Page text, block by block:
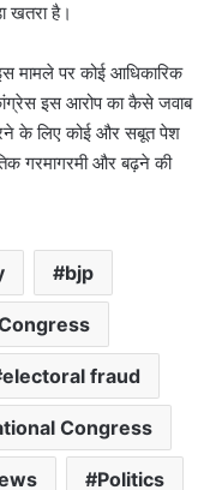
खतरा है।
मामले पर कोई आधिकारिक
इस आरोप का कैसे जवाब
के लिए कोई और सबूत पेश
गरमागरमी और बढ़ने की
bjp
electoral fraud
Congress
Politics